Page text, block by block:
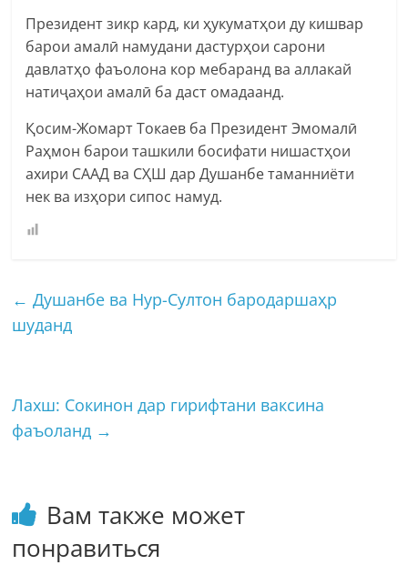
Президент зикр кард, ки ҳукуматҳои ду кишвар
барои амалӣ намудани дастурҳои сарони
давлатҳо фаъолона кор мебаранд ва аллакай
натиҷаҳои амалӣ ба даст омадаанд.
Қосим-Жомарт Токаев ба Президент Эмомалӣ
Раҳмон барои ташкили босифати нишастҳои
ахири СААД ва СҲШ дар Душанбе таманниёти
нек ва изҳори сипос намуд.
← Душанбе ва Нур-Султон бародаршаҳр
шуданд
Лахш: Сокинон дар гирифтани ваксина
фаъоланд →
Вам также может
понравиться